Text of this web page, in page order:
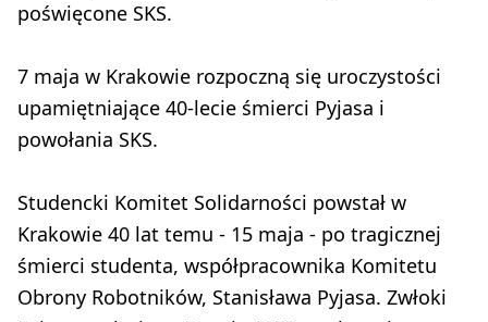
poświęcone SKS.
7 maja w Krakowie rozpoczną się uroczystości
upamiętniające 40-lecie śmierci Pyjasa i
powołania SKS.
Studencki Komitet Solidarności powstał w
Krakowie 40 lat temu - 15 maja - po tragicznej
śmierci studenta, współpracownika Komitetu
Obrony Robotników, Stanisława Pyjasa. Zwłoki